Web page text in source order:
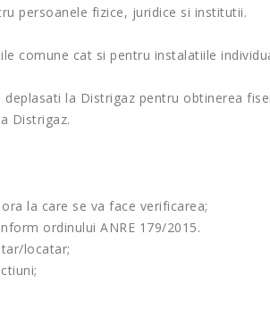
persoanele fizice, juridice si institutii.
comune cat si pentru instalatiile
la Distrigaz pentru obtinerea
Distrigaz.
la care se va face verificarea;
ordinului ANRE 179/2015.
locatar;